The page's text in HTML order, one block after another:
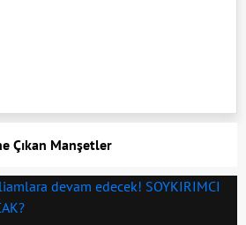
Çıkan Manşetler